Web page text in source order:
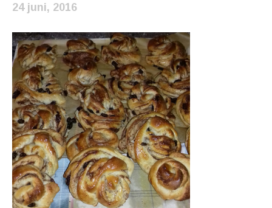
24 juni, 2016